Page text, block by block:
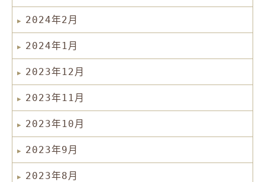
2024年2月
2024年1月
2023年12月
2023年11月
2023年10月
2023年9月
2023年8月